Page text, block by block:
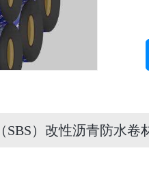
SBS）改性沥青防水卷